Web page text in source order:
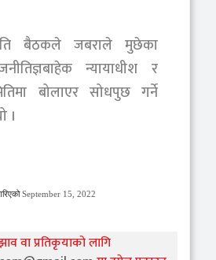
बैठकले जबराले मुछेका
न्यायाधीश र
बोलाएर सोधपुछ गर्ने
।
September 15, 2022
वा प्रतिकृयाको लागि